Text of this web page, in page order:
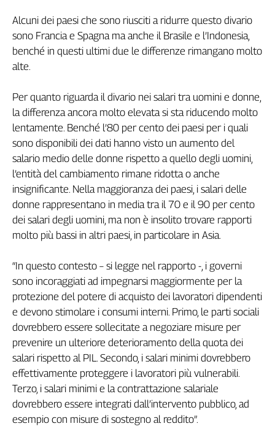
Campania
Emilia-
Romagna
Friuli
Giulia
Lazio
Liguria
Lombardia
Marche
Piemonte
Puglia
Sardegna
Sicilia
Toscana
Umbria
D'Aosta
Veneto
Archivio
Storico
1955-
2014
Cerca
Alcuni dei paesi che sono riusciti a ridurre questo divario
sono Francia e Spagna ma anche il Brasile e l’Indonesia,
benché in questi ultimi due le differenze rimangano molto
alte.
Per quanto riguarda il divario nei salari tra uomini e donne,
la differenza ancora molto elevata si sta riducendo molto
lentamente. Benché l’80 per cento dei paesi per i quali
sono disponibili dei dati hanno visto un aumento del
salario medio delle donne rispetto a quello degli uomini,
l’entità del cambiamento rimane ridotta o anche
insignificante. Nella maggioranza dei paesi, i salari delle
donne rappresentano in media tra il 70 e il 90 per cento
dei salari degli uomini, ma non è insolito trovare rapporti
molto più bassi in altri paesi, in particolare in Asia.
“In questo contesto – si legge nel rapporto -, i governi
sono incoraggiati ad impegnarsi maggiormente per la
protezione del potere di acquisto dei lavoratori dipendenti
e devono stimolare i consumi interni. Primo, le parti sociali
dovrebbero essere sollecitate a negoziare misure per
prevenire un ulteriore deterioramento della quota dei
salari rispetto al PIL. Secondo, i salari minimi dovrebbero
effettivamente proteggere i lavoratori più vulnerabili.
Terzo, i salari minimi e la contrattazione salariale
dovrebbero essere integrati dall’intervento pubblico, ad
esempio con misure di sostegno al reddito”.